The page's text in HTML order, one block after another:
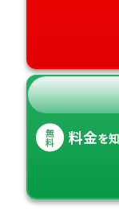
無
料 料金を